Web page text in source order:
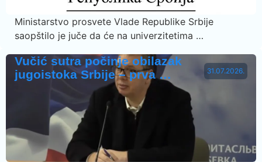
Ministarstvo prosvete Vlade Republike Srbije
saopštilo je juče da će na univerzitetima …
31.07.2026.
Vučić sutra počinje obilazak
jugoistoka Srbije – prva …